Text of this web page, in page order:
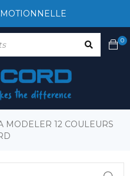
0
MODELER 12 COULEURS